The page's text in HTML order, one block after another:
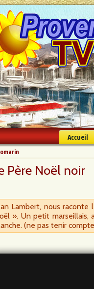
Accueil
Père Noël noir
Lambert, nous
». Un petit marseillais,
(ne pas tenir